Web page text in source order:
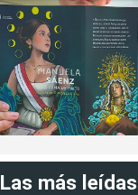
Las más leídas